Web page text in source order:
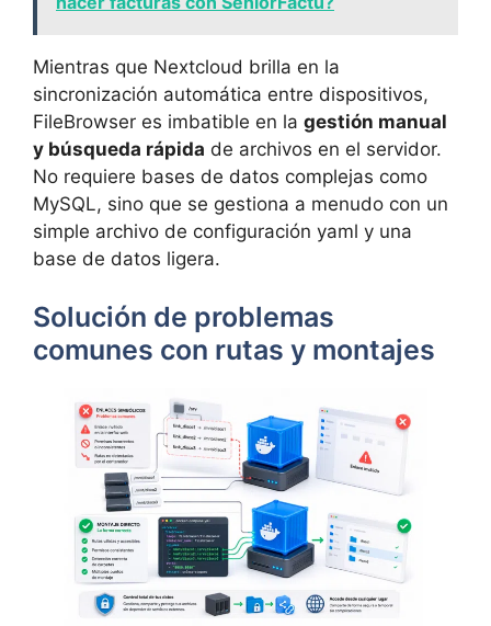
Mientras que Nextcloud brilla en la
sincronización automática entre dispositivos,
FileBrowser es imbatible en la gestión manual
y búsqueda rápida de archivos en el servidor.
No requiere bases de datos complejas como
MySQL, sino que se gestiona a menudo con un
simple archivo de configuración yaml y una
base de datos ligera.
Solución de problemas
comunes con rutas y montajes